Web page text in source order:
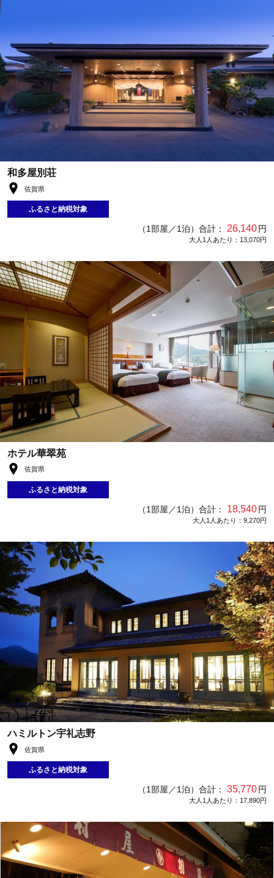
和多屋別荘
佐賀県
ふるさと納税対象
（1部屋／1泊）合計： 26,140円
大人1人あたり：13,070円
ホテル華翠苑
佐賀県
ふるさと納税対象
（1部屋／1泊）合計： 18,540円
大人1人あたり：9,270円
ハミルトン宇礼志野
佐賀県
ふるさと納税対象
（1部屋／1泊）合計： 35,770円
大人1人あたり：17,890円